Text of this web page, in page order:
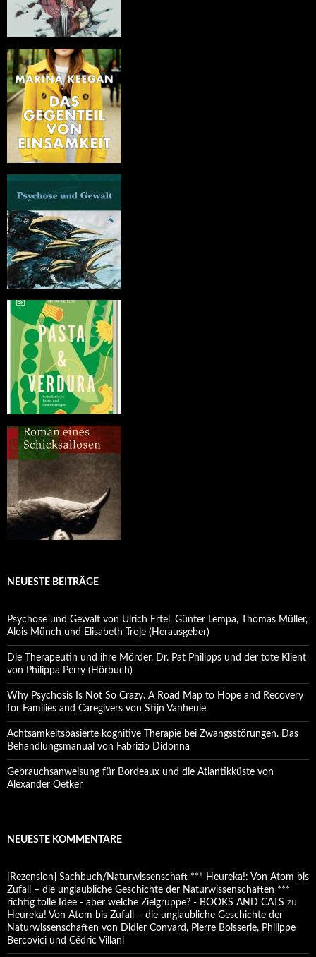
NEUESTE BEITRÄGE
Psychose und Gewalt von Ulrich Ertel, Günter Lempa, Thomas Müller,
Alois Münch und Elisabeth Troje (Herausgeber)
Die Therapeutin und ihre Mörder. Dr. Pat Philipps und der tote Klient
von Philippa Perry (Hörbuch)
Why Psychosis Is Not So Crazy. A Road Map to Hope and Recovery
for Families and Caregivers von Stijn Vanheule
Achtsamkeitsbasierte kognitive Therapie bei Zwangsstörungen. Das
Behandlungsmanual von Fabrizio Didonna
Gebrauchsanweisung für Bordeaux und die Atlantikküste von
Alexander Oetker
NEUESTE KOMMENTARE
[Rezension] Sachbuch/Naturwissenschaft *** Heureka!: Von Atom bis
Zufall – die unglaubliche Geschichte der Naturwissenschaften ***
richtig tolle Idee - aber welche Zielgruppe? - BOOKS AND CATS zu
Heureka! Von Atom bis Zufall – die unglaubliche Geschichte der
Naturwissenschaften von Didier Convard, Pierre Boisserie, Philippe
Bercovici und Cédric Villani